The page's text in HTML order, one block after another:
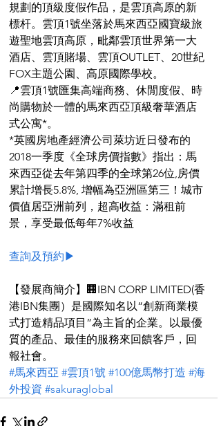
規劃的頂級度假作品，是雲頂高原的新
標杆。雲頂1號坐落於馬來西亞國寶級旅
遊聖地雲頂高原，毗鄰雲頂世界第一大
酒店、雲頂賭場、雲頂OUTLET、20世紀
FOX主題公園、高原國際學校。
📍雲頂1號匯集高端商務、休閒度假、時
尚購物於一體的馬來西亞頂級奢華酒店
式公寓*。
*英國房地產經濟公司萊坊近日發布的
2018一季度《全球房價指數》指出：馬
來西亞從去年第四季的全球第26位,房價
累計增長5.8%, 增幅為亞洲區第三！城市
價值居亞洲前列，超高收益：滿租前
景，享受最低每年7%收益
查詢及預約▶
【發展商簡介】🏢IBN CORP LIMITED(香
港IBN集團）是國際知名以“創新商業模
式打造精品項目”為主旨的企業。以最優
質的產品、最佳的服務來回饋客戶，回
報社會。
#馬來西亞 #雲頂1號 #100億馬幣打造 #海
外投資 #sakuraglobal